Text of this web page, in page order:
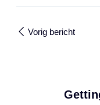
Vorig bericht